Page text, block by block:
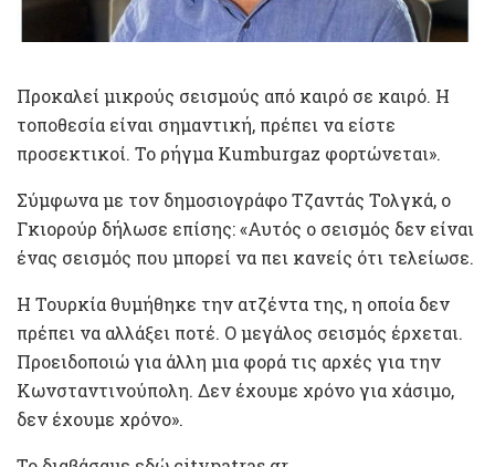
Προκαλεί μικρούς σεισμούς από καιρό σε καιρό. Η
τοποθεσία είναι σημαντική, πρέπει να είστε
προσεκτικοί. Το ρήγμα Kumburgaz φορτώνεται».
Σύμφωνα με τον δημοσιογράφο Τζαντάς Τολγκά, ο
Γκιορούρ δήλωσε επίσης: «Αυτός ο σεισμός δεν είναι
ένας σεισμός που μπορεί να πει κανείς ότι τελείωσε.
Η Τουρκία θυμήθηκε την ατζέντα της, η οποία δεν
πρέπει να αλλάξει ποτέ. Ο μεγάλος σεισμός έρχεται.
Προειδοποιώ για άλλη μια φορά τις αρχές για την
Κωνσταντινούπολη. Δεν έχουμε χρόνο για χάσιμο,
δεν έχουμε χρόνο».